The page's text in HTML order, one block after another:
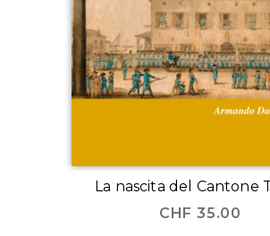
La nascita del Cantone
CHF 35.00